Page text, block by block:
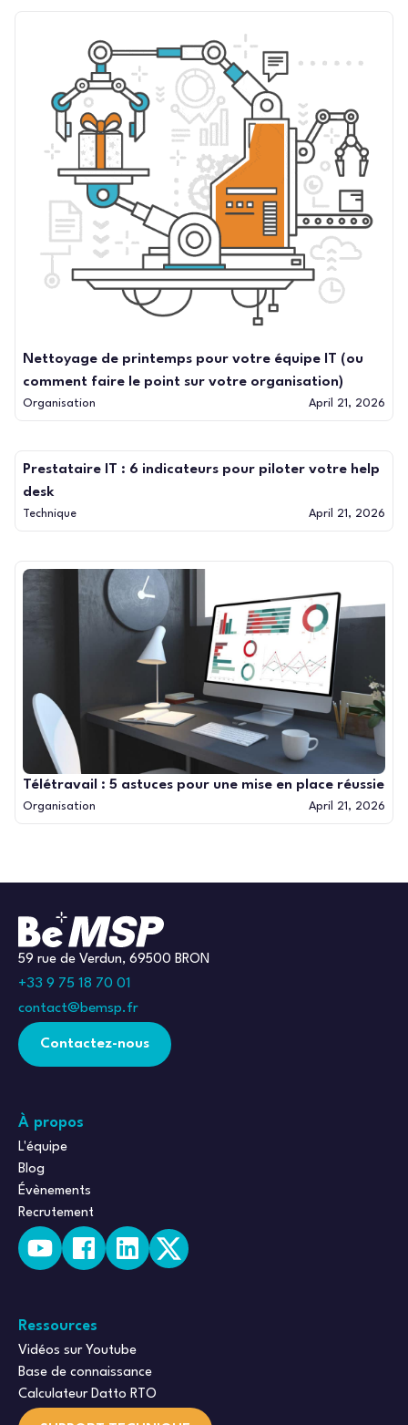
Nettoyage de printemps pour votre équipe IT (ou
comment faire le point sur votre organisation)
Organisation April 21, 2026
Prestataire IT : 6 indicateurs pour piloter votre help
desk
Technique April 21, 2026
Télétravail : 5 astuces pour une mise en place réussie
Organisation April 21, 2026
59 rue de Verdun, 69500 BRON
+33 9 75 18 70 01
contact@bemsp.fr
Contactez-nous
À propos
L'équipe
Blog
Évènements
Recrutement
Ressources
Vidéos sur Youtube
Base de connaissance
Calculateur Datto RTO